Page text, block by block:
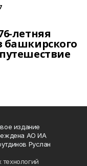
летняя
башкирского
издание
АО ИА
Руслан